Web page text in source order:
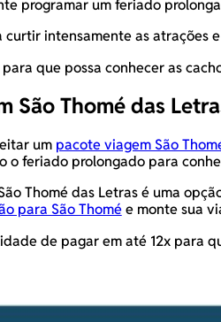
programar um feriado
curtir intensamente as atrações
que possa conhecer as
São Thomé das
um pacote viagem São
o feriado prolongado para
Thomé das Letras é uma
para São Thomée monte sua
de pagar em até 12x para